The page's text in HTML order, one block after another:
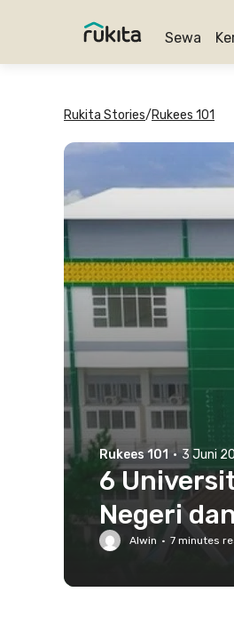
Sewa
Rukita Stories/Rukees 101
Rukees 101 · 3 Juni
6
Negeri
Alwin · 7 minutes